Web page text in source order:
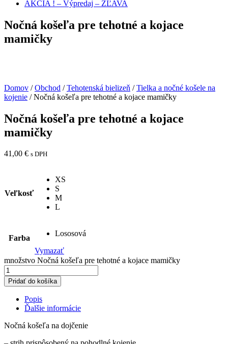
AKCIA ! – Výpredaj – ZĽAVA
Nočná košeľa pre tehotné a kojace
mamičky
Domov /Obchod /Tehotenská bielizeň /Tielka a nočné košele na
kojenie / Nočná košeľa pre tehotné a kojace mamičky
Nočná košeľa pre tehotné a kojace
mamičky
41,00 € s DPH
Veľkosť
XS
S
M
L
Farba
Lososová
Vymazať
množstvo Nočná košeľa pre tehotné a kojace mamičky
Pridať do košíka
Popis
Ďalšie informácie
Nočná košeľa na dojčenie